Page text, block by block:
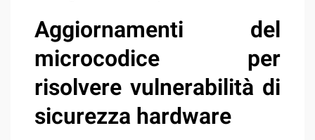
Aggiornamenti del
microcodice per
risolvere vulnerabilità di
sicurezza hardware